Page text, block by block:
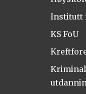
Institutt
KS FoU